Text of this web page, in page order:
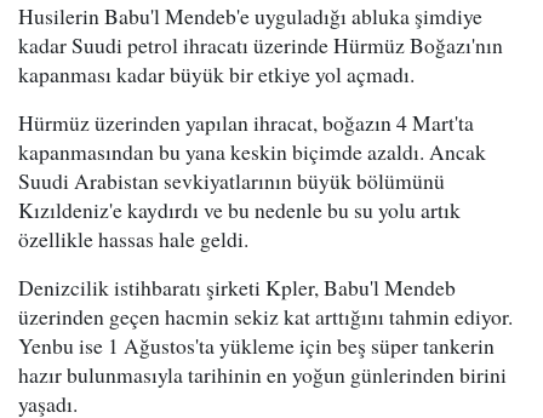
Husilerin Babu'l Mendeb'e uyguladığı abluka şimdiye
kadar Suudi petrol ihracatı üzerinde Hürmüz Boğazı'nın
kapanması kadar büyük bir etkiye yol açmadı.
Hürmüz üzerinden yapılan ihracat, boğazın 4 Mart'ta
kapanmasından bu yana keskin biçimde azaldı. Ancak
Suudi Arabistan sevkiyatlarının büyük bölümünü
Kızıldeniz'e kaydırdı ve bu nedenle bu su yolu artık
özellikle hassas hale geldi.
Denizcilik istihbaratı şirketi Kpler, Babu'l Mendeb
üzerinden geçen hacmin sekiz kat arttığını tahmin ediyor.
Yenbu ise 1 Ağustos'ta yükleme için beş süper tankerin
hazır bulunmasıyla tarihinin en yoğun günlerinden birini
yaşadı.